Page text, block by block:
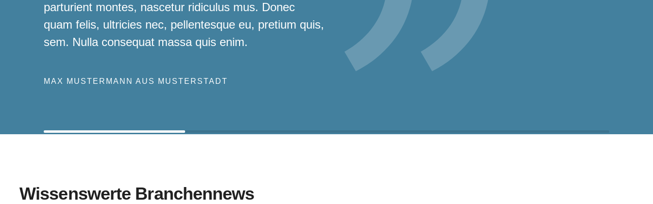
parturient montes, nascetur ridiculus mus. Donec
quam felis, ultricies nec, pellentesque eu, pretium quis,
sem. Nulla consequat massa quis enim.
MAX MUSTERMANN AUS MUSTERSTADT
Wissenswerte Branchennews